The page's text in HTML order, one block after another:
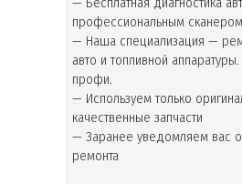
профессиональным сканером
— Наша специализация —
авто и топливной
профи.
— Используем только
качественные запчасти
— Заранее уведомляем вас о
ремонта